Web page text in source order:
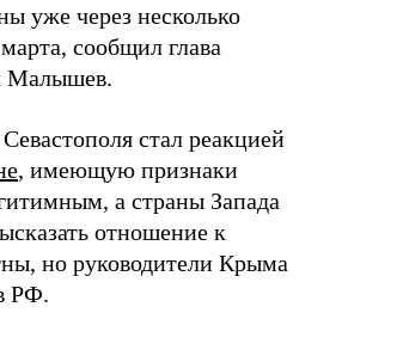
уже через несколько
сообщил глава
Малышев.
стал реакцией
, имеющую признаки
а страны Запада
отношение к
но руководители Крыма
РФ.